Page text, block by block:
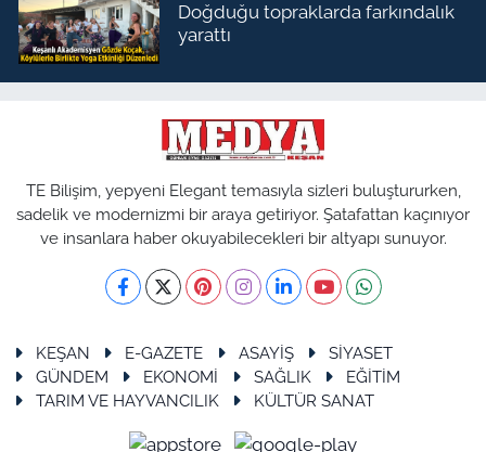
Doğduğu topraklarda farkındalık
yarattı
TE Bilişim, yepyeni Elegant temasıyla sizleri buluştururken,
sadelik ve modernizmi bir araya getiriyor. Şatafattan kaçınıyor
ve insanlara haber okuyabilecekleri bir altyapı sunuyor.
KEŞAN E-GAZETE ASAYİŞ
SİYASET
GÜNDEM
EKONOMİ SAĞLIK
EĞİTİM
TARIM VE HAYVANCILIK
KÜLTÜR SANAT